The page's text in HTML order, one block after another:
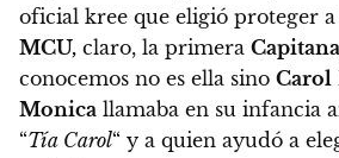
oficial kree que eligió proteger a
MCU, claro, la primera
conocemos no es ella sino Carol
Monica llamaba en su infancia
“Tía Carol“ y a quien ayudó a